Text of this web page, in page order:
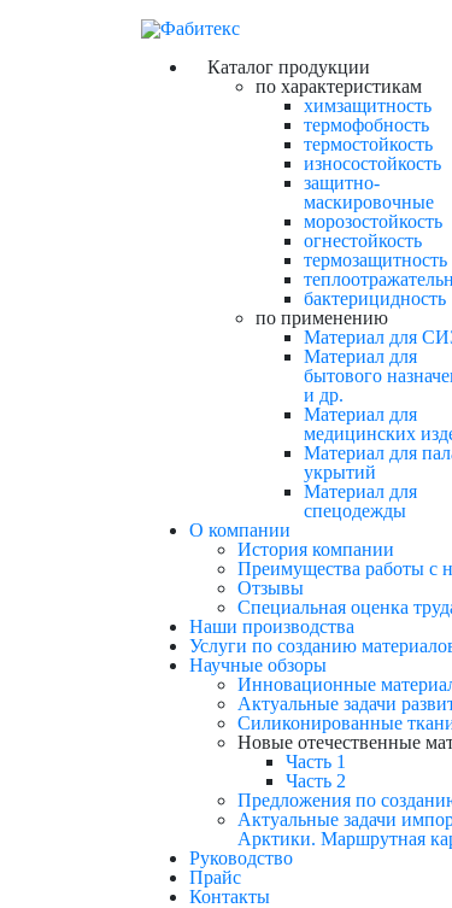
Каталог продукции
по характеристикам
химзащитность
термофобность
термостойкость
износостойкость
защитно-
маскировочные
морозостойкость
огнестойкость
термозащитность
бактерицидность
по применению
Материал для
Материал для
бытового
и др.
Материал для
медицинских
Материал для
укрытий
Материал для
спецодежды
О компании
История компании
Преимущества работы с
Отзывы
Cпециальная оценка
Наши производства
Услуги по созданию
Научные обзоры
Инновационные
Актуальные задачи
Силиконированные
Новые отечественные
Часть 1
Часть 2
Предложения по
Актуальные задачи
Арктики. Маршрутная
Руководство
Прайс
Контакты